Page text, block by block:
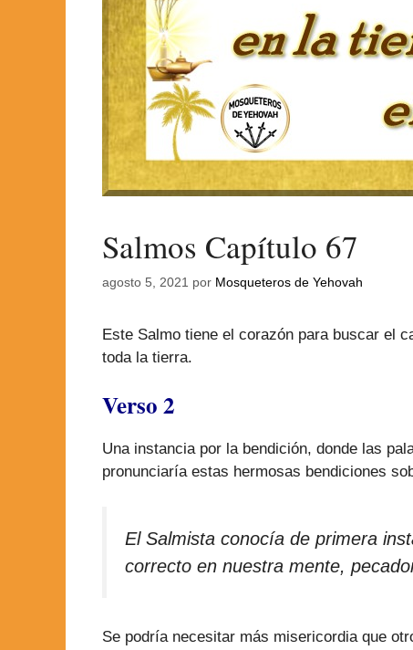
Salmos Capítulo 67
agosto 5, 2021 por Mosqueteros de Yehovah
Este Salmo tiene el corazón para buscar el
toda la tierra.
Verso 2
Una instancia por la bendición, donde las
pronunciaría estas hermosas bendiciones
El Salmista conocía de primera
correcto en nuestra mente,
Se podría necesitar más misericordia que